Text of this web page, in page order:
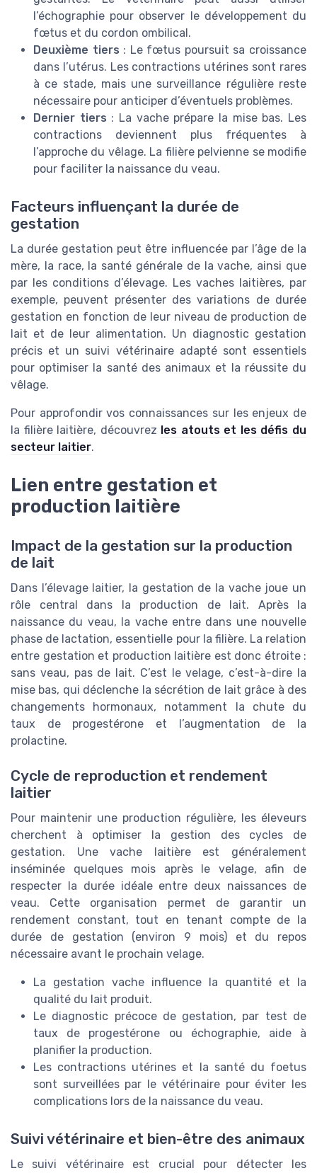
l’échographie pour observer le développement du
fœtus et du cordon ombilical.
Deuxième tiers : Le fœtus poursuit sa croissance
dans l’utérus. Les contractions utérines sont rares
à ce stade, mais une surveillance régulière reste
nécessaire pour anticiper d’éventuels problèmes.
Dernier tiers : La vache prépare la mise bas. Les
contractions deviennent plus fréquentes à
l’approche du vêlage. La filière pelvienne se modifie
pour faciliter la naissance du veau.
Facteurs influençant la durée de
gestation
La durée gestation peut être influencée par l’âge de la
mère, la race, la santé générale de la vache, ainsi que
par les conditions d’élevage. Les vaches laitières, par
exemple, peuvent présenter des variations de durée
gestation en fonction de leur niveau de production de
lait et de leur alimentation. Un diagnostic gestation
précis et un suivi vétérinaire adapté sont essentiels
pour optimiser la santé des animaux et la réussite du
vêlage.
Pour approfondir vos connaissances sur les enjeux de
la filière laitière, découvrez les atouts et les défis du
secteur laitier.
Lien entre gestation et
production laitière
Impact de la gestation sur la production
de lait
Dans l’élevage laitier, la gestation de la vache joue un
rôle central dans la production de lait. Après la
naissance du veau, la vache entre dans une nouvelle
phase de lactation, essentielle pour la filière. La relation
entre gestation et production laitière est donc étroite :
sans veau, pas de lait. C’est le velage, c’est-à-dire la
mise bas, qui déclenche la sécrétion de lait grâce à des
changements hormonaux, notamment la chute du
taux de progestérone et l’augmentation de la
prolactine.
Cycle de reproduction et rendement
laitier
Pour maintenir une production régulière, les éleveurs
cherchent à optimiser la gestion des cycles de
gestation. Une vache laitière est généralement
inséminée quelques mois après le velage, afin de
respecter la durée idéale entre deux naissances de
veau. Cette organisation permet de garantir un
rendement constant, tout en tenant compte de la
durée de gestation (environ 9 mois) et du repos
nécessaire avant le prochain velage.
La gestation vache influence la quantité et la
qualité du lait produit.
Le diagnostic précoce de gestation, par test de
taux de progestérone ou échographie, aide à
planifier la production.
Les contractions utérines et la santé du foetus
sont surveillées par le vétérinaire pour éviter les
complications lors de la naissance du veau.
Suivi vétérinaire et bien-être des animaux
Le suivi vétérinaire est crucial pour détecter les